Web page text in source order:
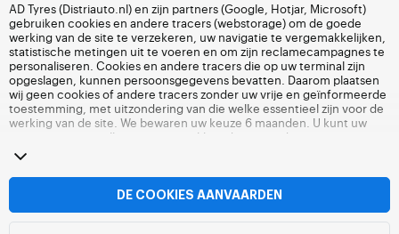
AD Tyres (Distriauto.nl) en zijn partners (Google, Hotjar, Microsoft)
gebruiken cookies en andere tracers (webstorage) om de goede
werking van de site te verzekeren, uw navigatie te vergemakkelijken,
statistische metingen uit te voeren en om zijn reclamecampagnes te
personaliseren. Cookies en andere tracers die op uw terminal zijn
opgeslagen, kunnen persoonsgegevens bevatten. Daarom plaatsen
wij geen cookies of andere tracers zonder uw vrije en geïnformeerde
toestemming, met uitzondering van die welke essentieel zijn voor de
werking van de site. We bewaren uw keuze 6 maanden. U kunt uw
toestemming op elk moment intrekken door naar de pagina over
cookies en andere tracers
surfen zonder het deponeren van cookies of andere tracers te
aanvaarden. Weigering verhindert de toegang tot diensten niet
Distriauto.nl. Voor meer informatie,bezoek de cookies en andere
tracers
DE COOKIES AANVAARDEN